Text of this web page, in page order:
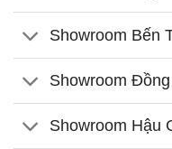
Showroom Bến
Showroom
Showroom Hậu